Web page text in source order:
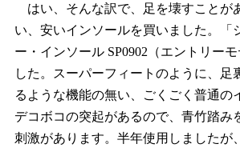
はい、そんな訳で、足を壊すことが
い、安いインソールを買いました。「
ー・インソール SP0902（エントリー
した。スーパーフィートのように、足
るような機能の無い、ごくごく普通の
デコボコの突起があるので、青竹踏み
刺激があります。半年使用しましたが